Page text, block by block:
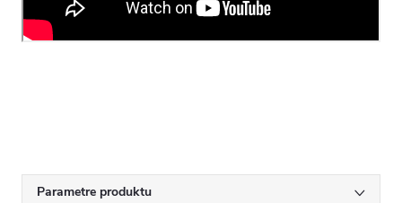
Parametre produktu